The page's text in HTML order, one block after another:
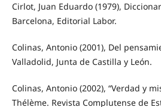
Cirlot, Juan Eduardo (1979),
Barcelona, Editorial Labor.
Colinas, Antonio (2001), Del
Valladolid, Junta de Castilla y León.
Colinas, Antonio (2002), “Verdad y
Thélème. Revista Complutense de